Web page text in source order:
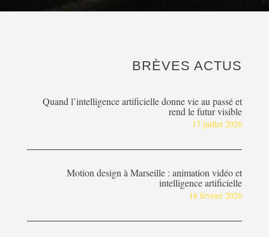
BRÈVES ACTUS
Quand l’intelligence artificielle donne vie au passé et
rend le futur visible
17 juillet 2026
Motion design à Marseille : animation vidéo et
intelligence artificielle
16 février 2026